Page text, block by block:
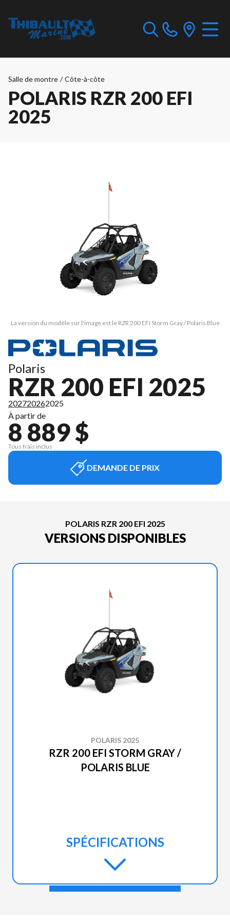
Salle de montre / Côte-à-côte
POLARIS RZR 200 EFI
2025
La version du modèle sur l'image est le RZR 200 EFI Storm Gray / Polaris Blue
Polaris
RZR 200 EFI 2025
202720262025
À partir de
8 889 $
Tous frais inclus
DEMANDE DE PRIX
POLARIS RZR 200 EFI 2025
VERSIONS DISPONIBLES
POLARIS 2025
RZR 200 EFI STORM GRAY /
POLARIS BLUE
SPÉCIFICATIONS